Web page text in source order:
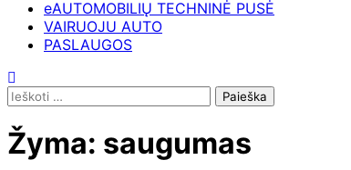
eAUTOMOBILIŲ TECHNINĖ PUSĖ
VAIRUOJU AUTO
PASLAUGOS
Ieškoti:
Žyma: saugumas